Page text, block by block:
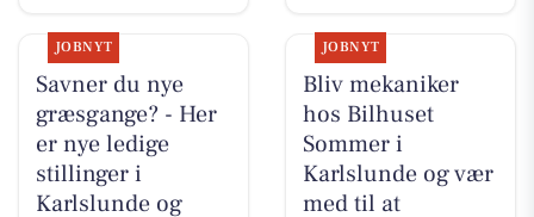
JOBNYT
Savner du nye
græsgange? - Her
er nye ledige
stillinger i
Karlslunde og
JOBNYT
Bliv mekaniker
hos Bilhuset
Sommer i
Karlslunde og vær
med til at